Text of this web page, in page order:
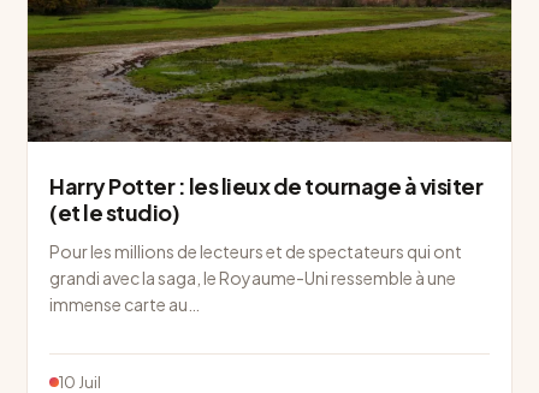
Harry Potter : les lieux de tournage à visiter
(et le studio)
Pour les millions de lecteurs et de spectateurs qui ont
grandi avec la saga, le Royaume-Uni ressemble à une
immense carte au…
10 Juil